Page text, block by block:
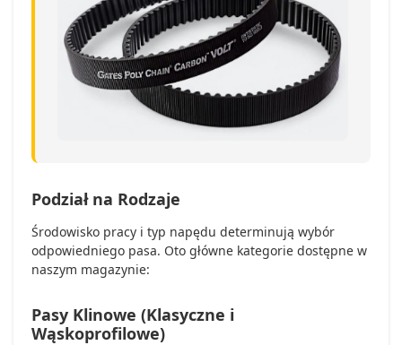
Podział na Rodzaje
Środowisko pracy i typ napędu determinują wybór
odpowiedniego pasa. Oto główne kategorie dostępne w
naszym magazynie:
Pasy Klinowe (Klasyczne i
Wąskoprofilowe)